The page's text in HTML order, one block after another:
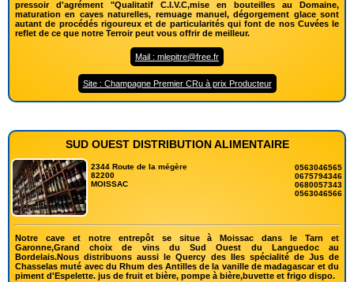
pressoir d'agrément "Qualitatif C.I.V.C,mise en bouteilles au Domaine,
maturation en caves naturelles, remuage manuel, dégorgement glace sont
autant de procédés rigoureux et de particularités qui font de nos Cuvées le
reflet de ce que notre Terroir peut vous offrir de meilleur.
Mail : mlepitre@free.fr
Site : Champagne Premier CRu à prix Producteur
SUD OUEST DISTRIBUTION ALIMENTAIRE
2344 Route de la mégère
82200
MOISSAC
0563046565
0675794346
0680057343
0563046566
Notre cave et notre entrepôt se situe à Moissac dans le Tarn et
Garonne,Grand choix de vins du Sud Ouest du Languedoc au
Bordelais.Nous distribuons aussi le Quercy des Iles spécialité de Jus de
Chasselas muté avec du Rhum des Antilles de la vanille de madagascar et du
piment d'Espelette. jus de fruit et bière, pompe à bière,buvette et frigo dispo.